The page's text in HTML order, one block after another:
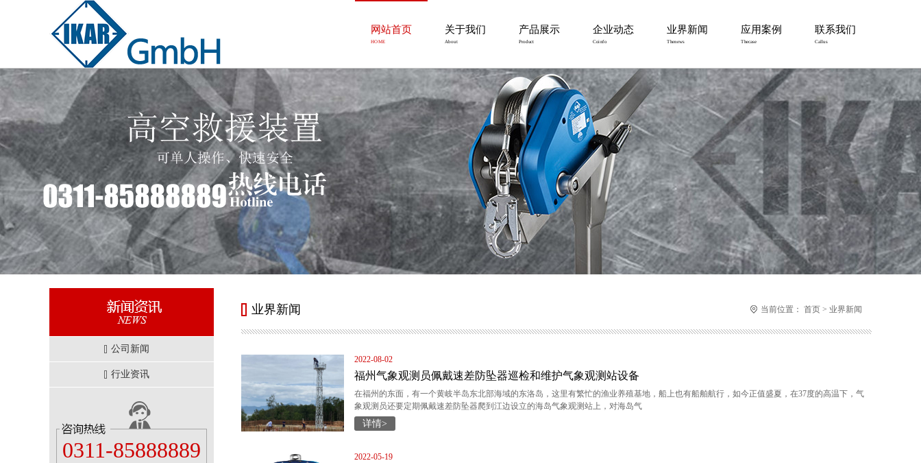
网站首页
HOME
关于我们
About
产品展示
Product
企业动态
Coinfo
业界新闻
Thenews
应用案例
Thecase
联系我们
Callus
公司新闻
行业资讯
0311-85888889
业界新闻 当前位置： 首页 > 业界新闻
2022-08-02
福州气象观测员佩戴速差防坠器巡检和维护气象观测站设备
在福州的东面，有一个黄岐半岛东北部海域的东洛岛，这里有繁忙的渔业养殖基地，船上也有船舶航行，如今正值盛夏，在37度的高温下，气
象观测员还要定期佩戴速差防坠器爬到江边设立的海岛气象观测站上，对海岛气
详情>
2022-05-19